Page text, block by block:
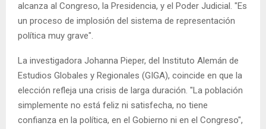
alcanza al Congreso, la Presidencia, y el Poder Judicial. "Es
un proceso de implosión del sistema de representación
política muy grave".
La investigadora Johanna Pieper, del Instituto Alemán de
Estudios Globales y Regionales (GIGA), coincide en que la
elección refleja una crisis de larga duración. "La población
simplemente no está feliz ni satisfecha, no tiene
confianza en la política, en el Gobierno ni en el Congreso",